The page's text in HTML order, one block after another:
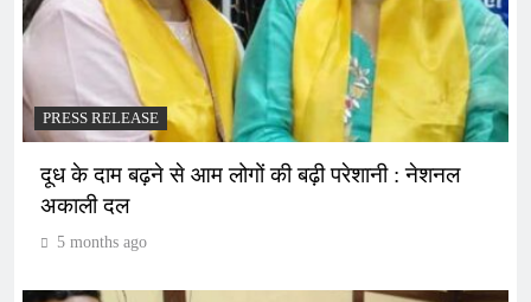
PRESS RELEASE
दूध के दाम बढ़ने से आम लोगों की बढ़ी परेशानी : नेशनल
अकाली दल
5 months ago